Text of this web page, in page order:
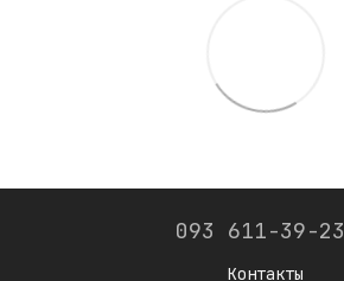
093 611-39-23
Контакты